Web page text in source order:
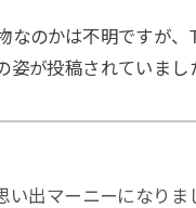
なのかは不明ですが、
姿が投稿されていまし
い出マーニーになりま